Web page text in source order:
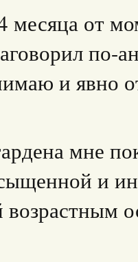
от
по-
и явно
мне
и